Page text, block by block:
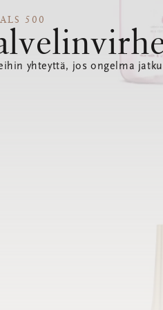
500
yhteyttä, jos ongelma